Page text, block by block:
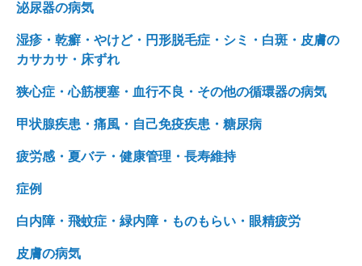
泌尿器の病気
湿疹・乾癬・やけど・円形脱毛症・シミ・白斑・皮膚の
カサカサ・床ずれ
狭心症・心筋梗塞・血行不良・その他の循環器の病気
甲状腺疾患・痛風・自己免疫疾患・糖尿病
疲労感・夏バテ・健康管理・長寿維持
症例
白内障・飛蚊症・緑内障・ものもらい・眼精疲労
皮膚の病気